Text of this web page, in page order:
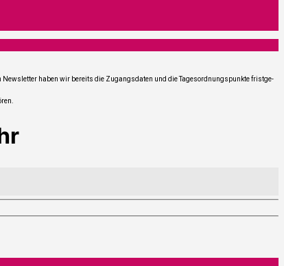
haben wir bereits die Zugangs­da­ten und die Tages­ord­nungs­punk­te frist­ge­